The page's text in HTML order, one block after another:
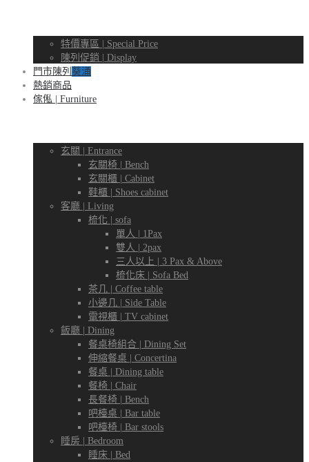
木
傢
特價專區 | Special Price
陳列促銷 | Display
門市陳列 葵涌
熱銷商品
傢俬 | Furniture
玄關 | Entrance
玄關椅 | Bench
玄關櫃 | Cabinet
鞋櫃 | Shoes cabinet
客廳 | Living
梳化 | sofa
單人 | 1Pax
雙人 | 2pax
三人以上 | 3 Pax & Above
梳化床 | Sofa Bed
茶几 | Coffee table
小邊几 | Side Table
電視櫃 | TV cabinet
飯廳 | Dining
餐桌椅組合 | Dining Set
伸縮餐桌 | Concertina
餐桌 | Dining table
餐椅 | Chair
長餐椅 | Bench
吧檯桌 | Bar table
吧檯椅 | Bar stools
睡房 | Bedroom
睡床 | Bed